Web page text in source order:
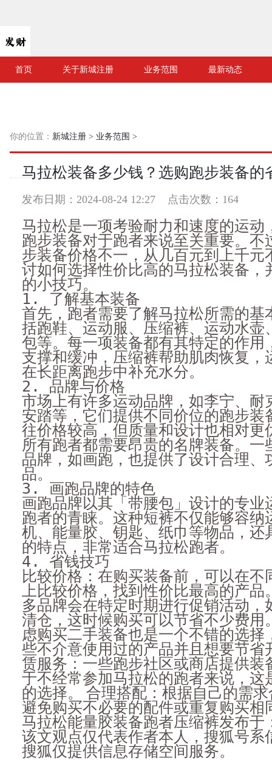
首页 关于新城注册 业务范围 最新动态
你的位置： 新城注册 > 业务范围 >
马拉松装备多少钱？选购跑步装备的
发布日期：2024-08-24 12:27 点击次数：164
马拉松是一项考验耐力和速度的运动
跑步装备对于跑者来说至关重要。不
步装备价格不一，从几百元到上千元
讨如何选择性价比高的马拉松装备，
的小技巧。
1. 了解基本装备
首先，跑者需要了解马拉松所需的基
括跑鞋、运动服、压缩裤、运动水壶
包等。每一项装备都有其特定的作用
支撑和缓冲，压缩裤帮助肌肉恢复，
在长距离跑步中补充水分。
2. 品牌与价格
市场上有许多运动品牌，如李宁、耐
安踏等，它们提供不同价位的跑步装
往价格较高，但质量和设计也相对更
所有跑者都需要昂贵的名牌装备。一
品牌，如画跑，也提供了设计合理、
品。
3. 画跑品牌的特色
画跑品牌以其「带腰包」设计的专业
跑者的青睐。这种短裤不仅能够容纳
机、能量胶、钥匙、纸巾等物品，还
的特点，非常适合马拉松跑者。
4. 省钱技巧
比较价格：在购买装备前，可以在不
上比较价格，找到性价比最高的产
多品牌会在特定时期进行促销活动，
清仓，这时候购买可以节省不少费用
虑购买二手装备也是一个不错的选择
些不介意使用过的产品并且想要节省
赁服务：一些跑步社区或商店提供装
于不经常参加马拉松的跑者来说，这
的选择。 合理搭配：根据自己的需
避免购买不必要的配件或重复购买相
马拉松能量胶装备跑者压缩裤发布于
该文观点仅代表作者本人，搜狐号系
搜狐仅提供信息存储空间服务。